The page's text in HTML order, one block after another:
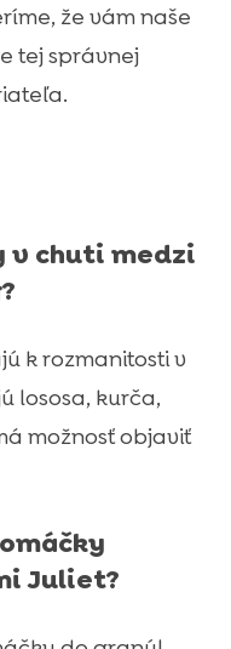
že vám naše
tej správnej
v chuti medzi
k rozmanitosti v
lososa, kurča,
možnosť objaviť
Juliet?